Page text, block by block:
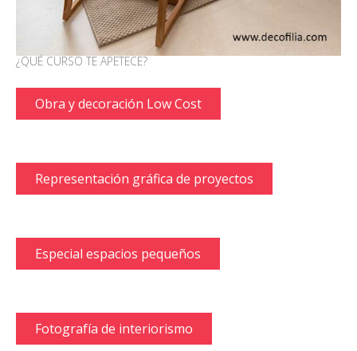
¿QUÉ CURSO TE APETECE?
Obra y decoración Low Cost
Representación gráfica de proyectos
Especial espacios pequeños
Fotografía de interiorismo